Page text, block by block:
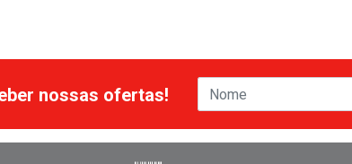
nossas ofertas!